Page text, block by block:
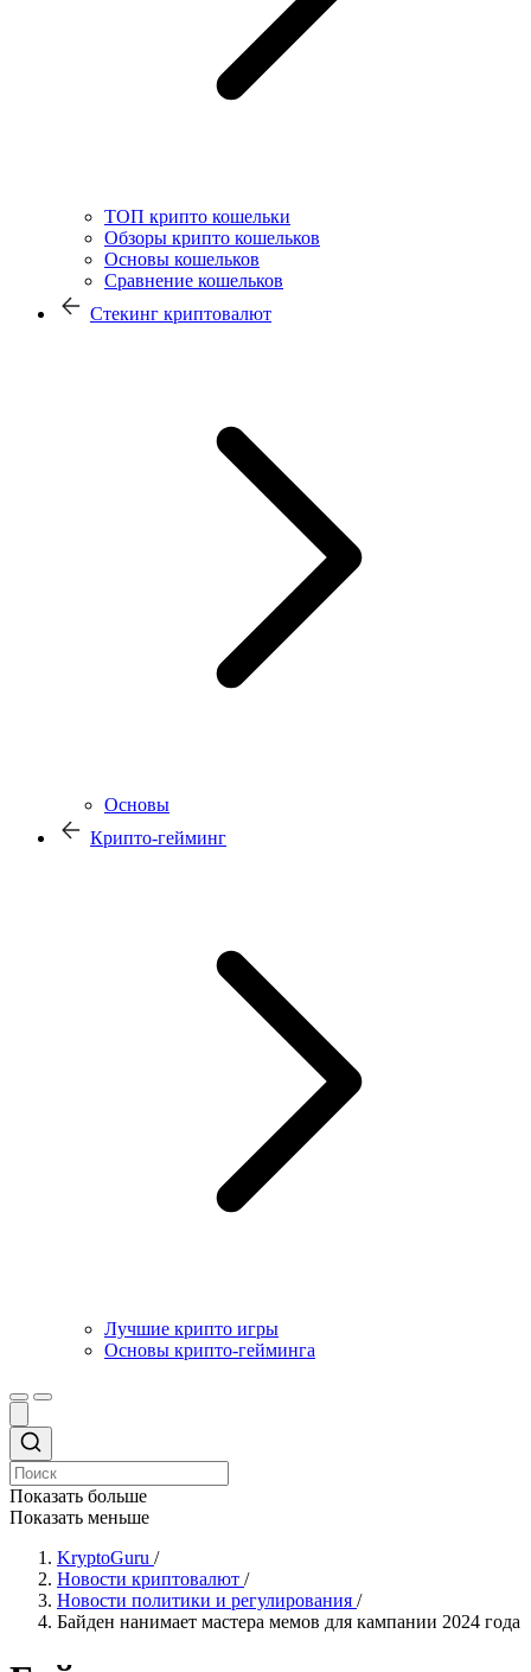
ТОП крипто кошельки
Обзоры крипто кошельков
Основы кошельков
Сравнение кошельков
Стекинг криптовалют
Основы
Крипто-гейминг
Лучшие крипто игры
Основы крипто-гейминга
Показать больше
Показать меньше
KryptoGuru /
Новости криптовалют /
Новости политики и регулирования /
Байден нанимает мастера мемов для кампании 2024 года